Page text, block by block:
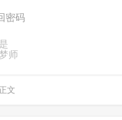
师
密码
正文